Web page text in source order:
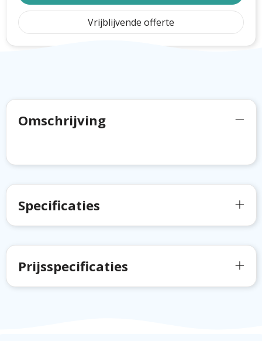
Vrijblijvende offerte
Omschrijving
Specificaties
Prijsspecificaties